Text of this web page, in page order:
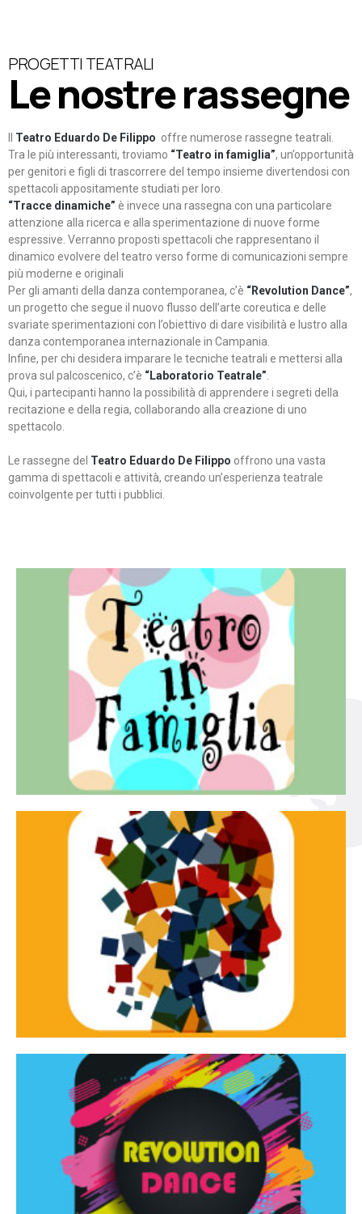
PROGETTI TEATRALI
Le nostre rassegne
Teatro Eduardo De Filippo offre numerose rassegne teatrali.
Tra le più interessanti, troviamo “Teatro in famiglia”, un’opportunità
per genitori e figli di trascorrere del tempo insieme divertendosi con
spettacoli appositamente studiati per loro.
“Tracce dinamiche” è invece una rassegna con una particolare
attenzione alla ricerca e alla sperimentazione di nuove forme
espressive. Verranno proposti spettacoli che rappresentano il
dinamico evolvere del teatro verso forme di comunicazioni sempre
più moderne e originali
Per gli amanti della danza contemporanea, c’è “Revolution Dance”,
un progetto che segue il nuovo flusso dell’arte coreutica e delle
svariate sperimentazioni con l’obiettivo di dare visibilità e lustro alla
danza contemporanea internazionale in Campania.
Infine, per chi desidera imparare le tecniche teatrali e mettersi alla
prova sul palcoscenico, c’è “Laboratorio Teatrale”
Qui, i partecipanti hanno la possibilità di apprendere i segreti della
recitazione e della regia, collaborando alla creazione di uno
spettacolo.
Le rassegne del Teatro Eduardo De Filippo offrono una vasta
gamma di spettacoli e attività, creando un’esperienza teatrale
coinvolgente per tutti i pubblici.
Teatro in famiglia
Teatro In Famiglia è una rassegna di teatro concepita
per far condividere e godere del teatro all’intera
famiglia.
Continua
Tracce dinamiche
Tracce Dinamiche è una rassegna di teatro
d’innovazione e sperimentale.
Continua
Revolution Dance
Rassegna di danza contemporanea – I Edizione